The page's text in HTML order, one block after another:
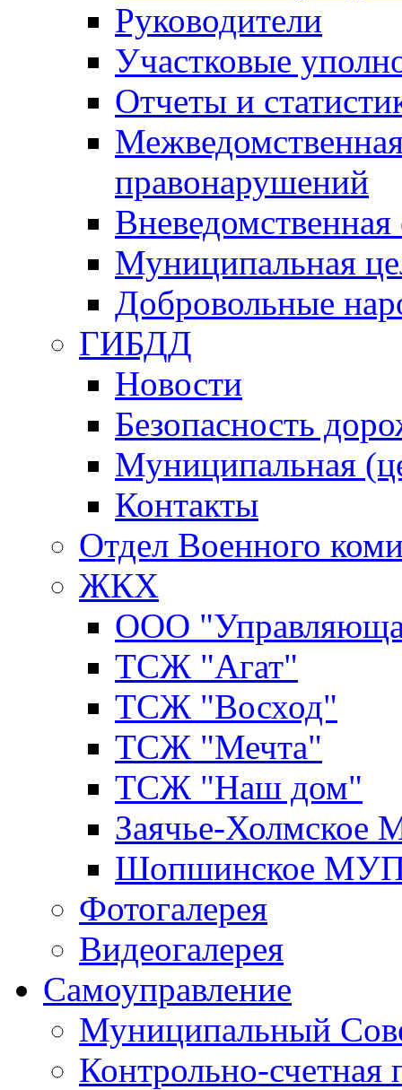
Руководители
Участковые
Отчеты и
правонарушений
Вневедомственная
Муниципальная
Добровольные
ГИБДД
Новости
Безопасность
Муниципальная
Контакты
Отдел Военного
ЖКХ
ООО
ТСЖ "Агат"
ТСЖ "Восход"
ТСЖ "Мечта"
ТСЖ "Наш дом"
Заячье-
Шопшинское
Фотогалерея
Видеогалерея
Самоуправление
Муниципальный
Контрольно-счетная